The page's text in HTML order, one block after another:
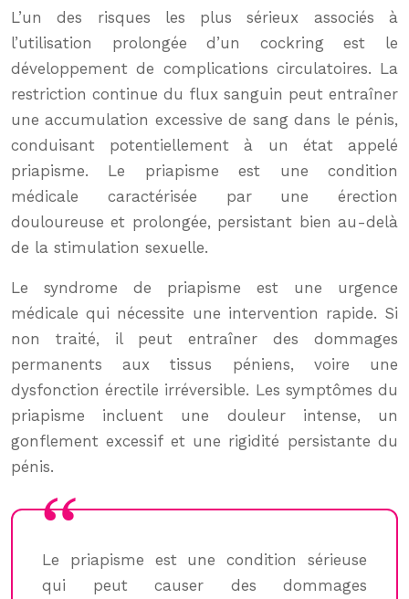
L’un des risques les plus sérieux associés à
l’utilisation prolongée d’un cockring est le
développement de complications circulatoires. La
restriction continue du flux sanguin peut entraîner
une accumulation excessive de sang dans le pénis,
conduisant potentiellement à un état appelé
priapisme. Le priapisme est une condition
médicale caractérisée par une érection
douloureuse et prolongée, persistant bien au-delà
de la stimulation sexuelle.
Le syndrome de priapisme est une urgence
médicale qui nécessite une intervention rapide. Si
non traité, il peut entraîner des dommages
permanents aux tissus péniens, voire une
dysfonction érectile irréversible. Les symptômes du
priapisme incluent une douleur intense, un
gonflement excessif et une rigidité persistante du
pénis.
Le priapisme est une condition sérieuse
qui peut causer des dommages